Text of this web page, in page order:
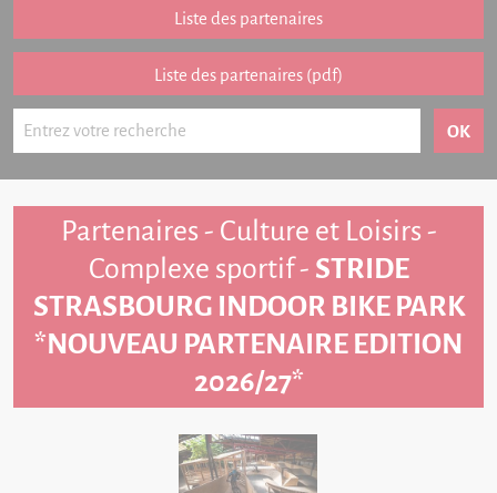
FAQ
Livre d'or
Liste des partenaires
Liste des partenaires (pdf)
Partenaires - Culture et Loisirs -
Complexe sportif - STRIDE
STRASBOURG INDOOR BIKE PARK
*NOUVEAU PARTENAIRE EDITION
2026/27*